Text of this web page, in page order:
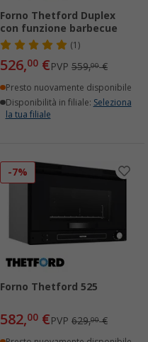
Forno Thetford Duplex
con funzione barbecue
(1)
526,00 €PVP 559,00€
Presto nuovamente disponibile
Disponibilità in filiale: Seleziona
la tua filiale
-7%
Forno Thetford 525
582,00 €PVP 629,00€